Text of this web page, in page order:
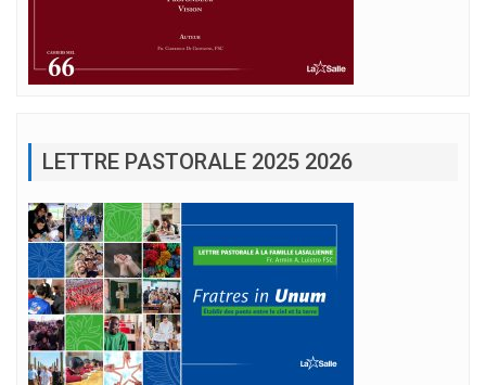
LETTRE PASTORALE 2025 2026